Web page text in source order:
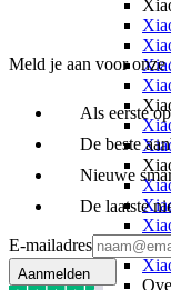
Meld je aan voor
Als eerste
De beste
Nieuwe
De laatste
E-mailadres
Aanmelden